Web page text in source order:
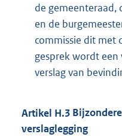
de gemeenteraad,
en de
commissie dit met
gesprek wordt
verslag van
Artikel H.3
verslaglegging